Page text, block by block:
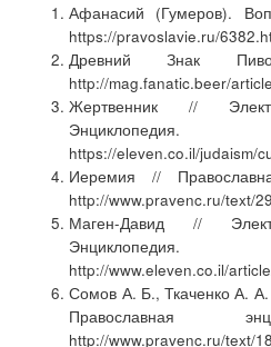
Афанасий (Гумеров).
https://pravoslavie.ru/
Древний Знак
http://mag.fanatic.beer/
Жертвенник //
https://eleven.co.il/judaism/
Иеремия //
http://www.pravenc.ru/text/
Маген-Давид //
http://www.eleven.co.il/
Сомов А. Б., Ткаченко А.
Православная
http://www.pravenc.ru/text/